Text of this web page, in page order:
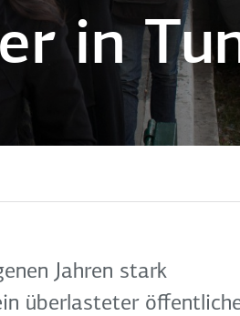
in
Jahren stark
überlasteter